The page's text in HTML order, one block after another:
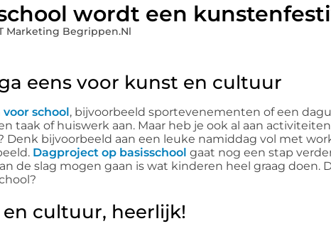
wordt een
Marketing Begrippen.nl
eens voor kunst en cultuur
school, bijvoorbeeld sportevenementen of een
taak of huiswerk aan. Maar heb je ook al aan
bijvoorbeeld aan een leuke namiddag vol met
Dagproject op basisschool gaat nog een stap
de slag mogen gaan is wat kinderen heel graag doen.
cultuur, heerlijk!